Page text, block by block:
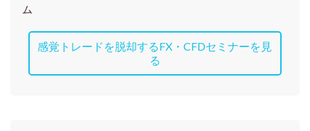
ム
感覚トレードを脱却するFX・CFDセミナーを見
る